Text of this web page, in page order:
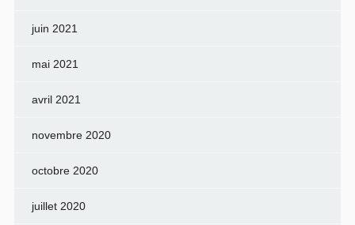
juin 2021
mai 2021
avril 2021
novembre 2020
octobre 2020
juillet 2020